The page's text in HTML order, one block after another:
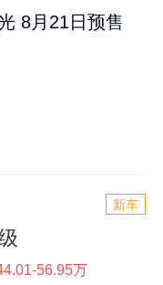
8月21日预售
新车
56.95万